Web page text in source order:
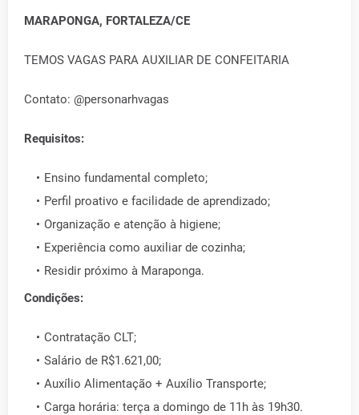
MARAPONGA, FORTALEZA/CE
TEMOS VAGAS PARA AUXILIAR DE CONFEITARIA
Contato: @personarhvagas
Requisitos:
Ensino fundamental completo;
Perfil proativo e facilidade de aprendizado;
Organização e atenção à higiene;
Experiência como auxiliar de cozinha;
Residir próximo à Maraponga.
Condições:
Contratação CLT;
Salário de R$1.621,00;
Auxílio Alimentação + Auxílio Transporte;
Carga horária: terça a domingo de 11h às 19h30.